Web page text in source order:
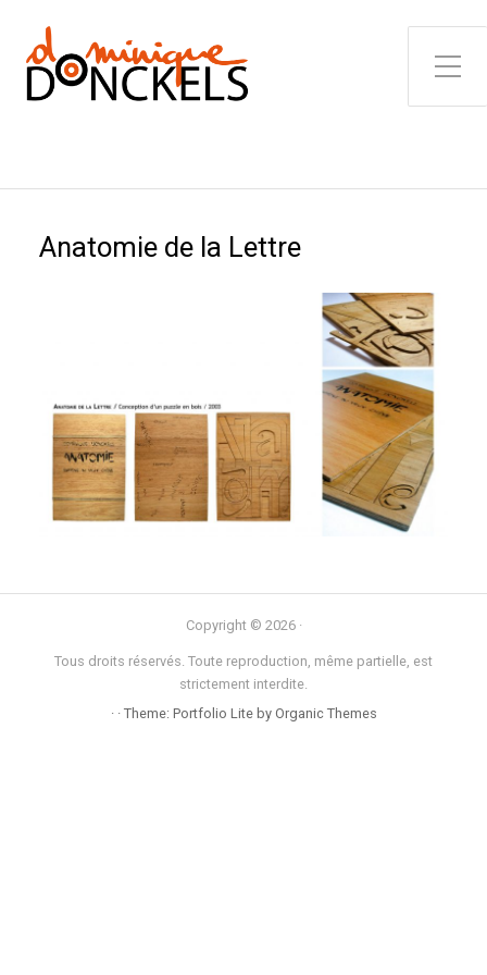
Toggle Side Menu
Anatomie de la Lettre
Copyright © 2026 ·
Tous droits réservés. Toute reproduction, même partielle, est
strictement interdite.
· · Theme: Portfolio Lite by Organic Themes